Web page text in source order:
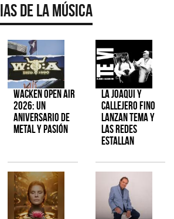
de la Música
Wacken Open Air
2026: Un
aniversario de
metal y pasión
La Joaqui y
Callejero Fino
lanzan tema y
las redes
estallan